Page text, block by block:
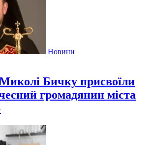
Новини
Бичку присвоїли
громадянин міста